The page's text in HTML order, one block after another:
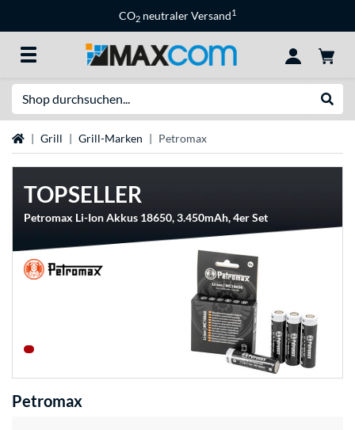
CO2 neutraler Versand1
Startseite
Grill Grill-Marken Petromax
TOPSELLER
Petromax Li-Ion Akkus 18650, 3.450mAh, 4er Set
Petromax